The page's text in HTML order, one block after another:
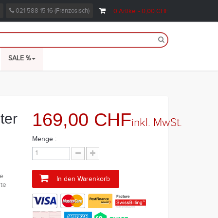
0Artikel - 0,00 CHF
021 588 15 16 (Französisch)
SALE %
169,00 CHFinkl. MwSt.
Menge :
In den Warenkorb